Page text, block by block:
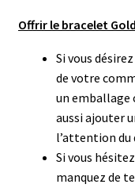
Offrir le bracelet Gold
Si vous
de votre
un emballage
aussi ajouter
l’attention du
Si vous
manquez de